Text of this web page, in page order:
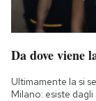
Da dove viene
Ultimamente la si
Milano: esiste